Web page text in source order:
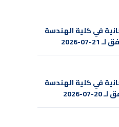
في كلية الهندسة
2026
في كلية الهندسة
2026